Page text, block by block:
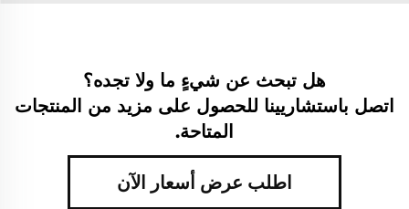
هل تبحث عن شيءٍ ما ولا تجده؟
اتصل باستشاريينا للحصول على مزيد من المنتجات
المتاحة.
اطلب عرض أسعار الآن